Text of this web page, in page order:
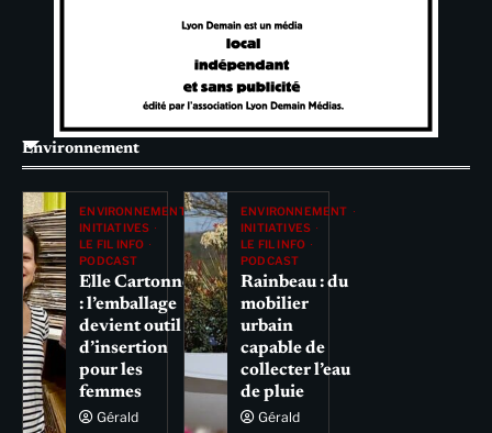
Environnement
ENVIRONNEMENT
INITIATIVES
LE FIL INFO
PODCAST
Elle Cartonne
: l’emballage
devient outil
d’insertion
pour les
femmes
Gérald
ENVIRONNEMENT
INITIATIVES
LE FIL INFO
PODCAST
Rainbeau : du
mobilier
urbain
capable de
collecter l’eau
de pluie
Gérald